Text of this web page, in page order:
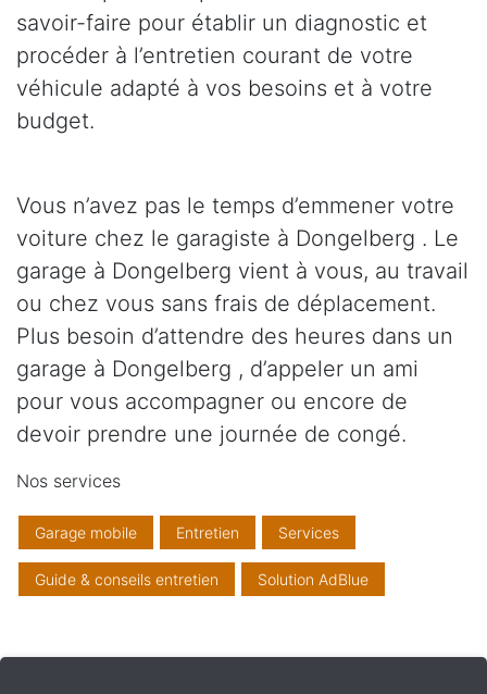
savoir-faire pour établir un diagnostic et
procéder à l’entretien courant de votre
véhicule adapté à vos besoins et à votre
budget.
Vous n’avez pas le temps d’emmener votre
voiture chez le garagiste à Dongelberg . Le
garage à Dongelberg vient à vous, au travail
ou chez vous sans frais de déplacement.
Plus besoin d’attendre des heures dans un
garage à Dongelberg , d’appeler un ami
pour vous accompagner ou encore de
devoir prendre une journée de congé.
Nos services
Garage mobile Entretien Services
Guide & conseils entretien Solution AdBlue